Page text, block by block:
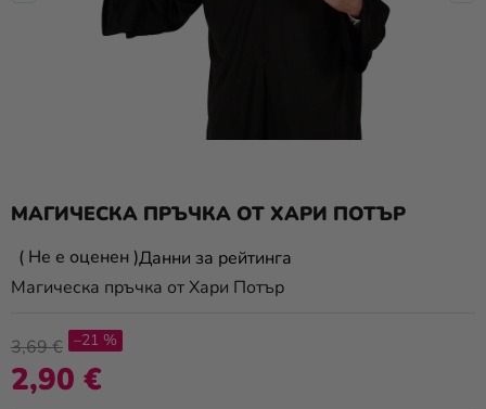
карнавал
Празници
традиции
Разпродажба
Kонтакт
МАГИЧЕСКА ПРЪЧКА ОТ ХАРИ ПОТЪР
Средната
оценка
продукта
е
0,0
Не е оценен Данни за рейтинга
Магическа пръчка от Хари Потър
3,69 € –21 %
2,90 €